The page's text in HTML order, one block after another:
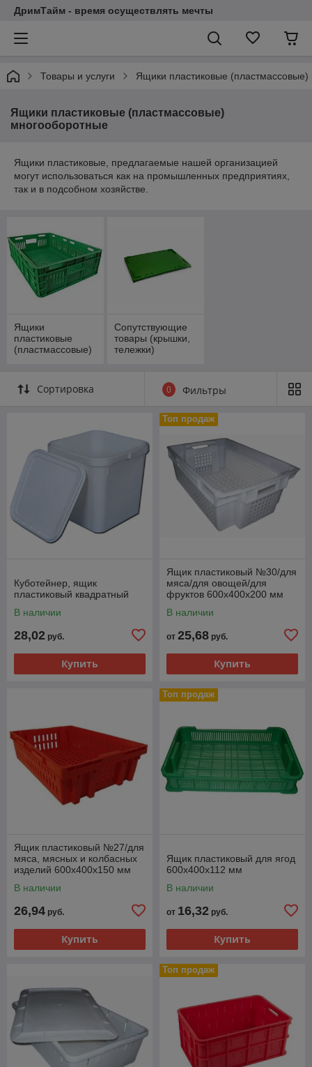
ДримТайм - время осуществлять мечты
Товары и услуги Ящики пластиковые
Ящики пластиковые (пластмассовые)
многооборотные
Ящики пластиковые, предлагаемые нашей организацией
могут использоваться как на промышленных предприятиях,
так и в подсобном хозяйстве.
Ящики
пластиковые
(пластмассовые)
Сопутствующие
товары (крышки,
тележки)
Сортировка 0 Фильтры
Куботейнер, ящик
пластиковый квадратный
В наличии
28,02 руб.
Купить
Топ продаж
Ящик пластиковый №30/для
мяса/для овощей/для
фруктов 600х400х200 мм
В наличии
от 25,68 руб.
Купить
Ящик пластиковый №27/для
мяса, мясных и колбасных
изделий 600х400х150 мм
В наличии
26,94 руб.
Купить
Топ продаж
Ящик пластиковый для ягод
600х400х112 мм
В наличии
от 16,32 руб.
Купить
Топ продаж